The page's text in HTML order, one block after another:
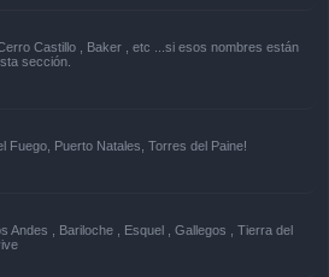
Castillo , Baker , etc ...si esos nombres están
sección.
Fuego, Puerto Natales, Torres del Paine!
Andes , Bariloche , Esquel , Gallegos , Tierra del